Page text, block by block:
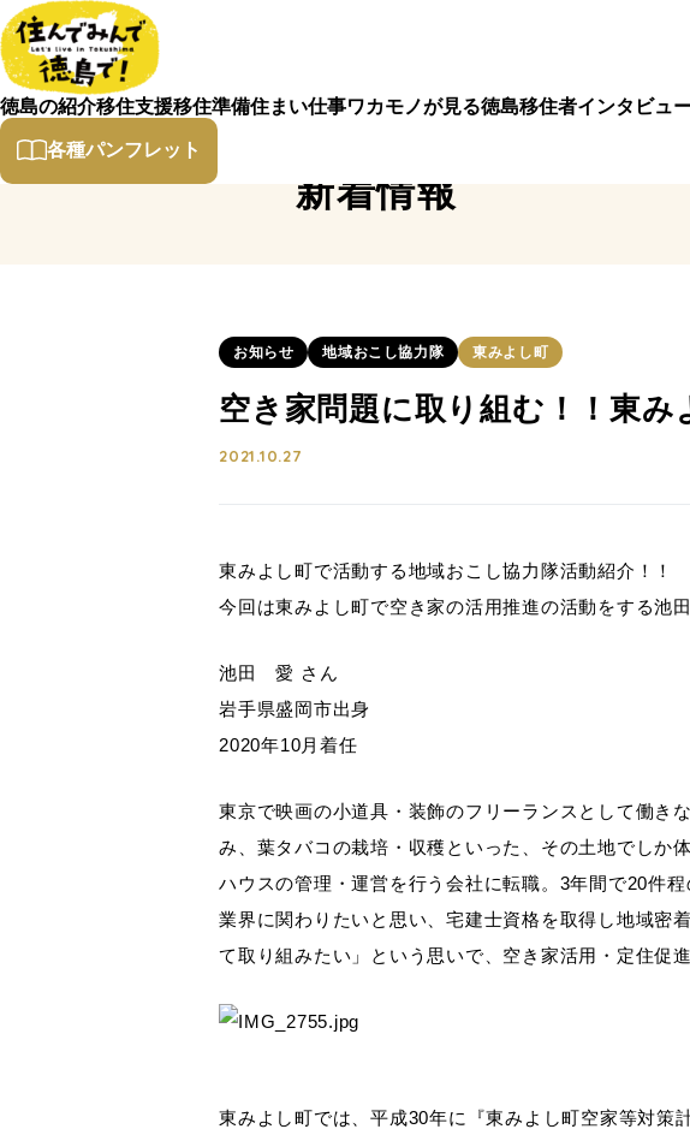
徳島の紹介移住支援移住準備住まい仕事ワカモノが見る徳島移住者インタビュ
各種パンフレット
新着情報
お知らせ 地域おこし協力隊 東みよし町
空き家問題に取り組む！！東
2021.10.27
東みよし町で活動する地域おこし協力隊活動紹介！！
今回は東みよし町で空き家の活用推進の活動をする池
池田 愛 さん
岩手県盛岡市出身
2020年10月着任
東京で映画の小道具・装飾のフリーランスとして働き
み、葉タバコの栽培・収穫といった、その土地でしか
ハウスの管理・運営を行う会社に転職。3年間で20件
業界に関わりたいと思い、宅建士資格を取得し地域密
て取り組みたい」という思いで、空き家活用・定住促
東みよし町では、平成30年に『東みよし町空家等対策